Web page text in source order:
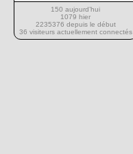
150 aujourd’hui
1079 hier
2235376 depuis le début
36 visiteurs actuellement connectés